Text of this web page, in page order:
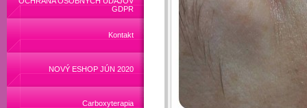
GDPR
Kontakt
NOVÝ ESHOP JÚN 2020
Carboxyterapia